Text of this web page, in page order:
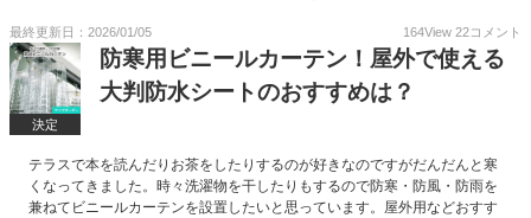
最終更新日：2026/01/05 164View 22コメント
決定
防寒用ビニールカーテン！屋外で使える
大判防水シートのおすすめは？
テラスで本を読んだりお茶をしたりするのが好きなのですがだんだんと寒
くなってきました。時々洗濯物を干したりもするので防寒・防風・防雨を
兼ねてビニールカーテンを設置したいと思っています。屋外用などおすす